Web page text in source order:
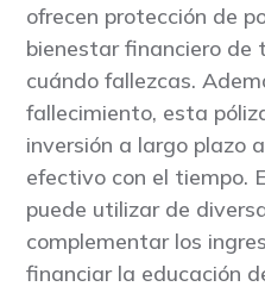
ofrecen protección de
bienestar financiero
cuándo fallezcas.
fallecimiento, esta
inversión a largo plazo
efectivo con el tiempo.
puede utilizar de
complementar los
financiar la educación